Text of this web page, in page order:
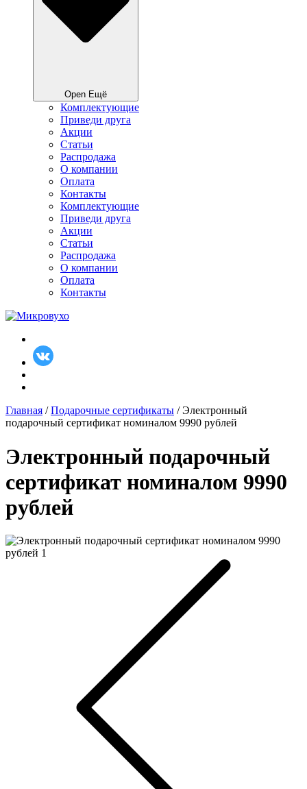
Open Ещё
Комплектующие
Приведи друга
Акции
Статьи
Распродажа
О компании
Оплата
Контакты
Комплектующие
Приведи друга
Акции
Статьи
Распродажа
О компании
Оплата
Контакты
Главная /Подарочные сертификаты / Электронный
подарочный сертификат номиналом 9990 рублей
Электронный подарочный
сертификат номиналом 9990
рублей